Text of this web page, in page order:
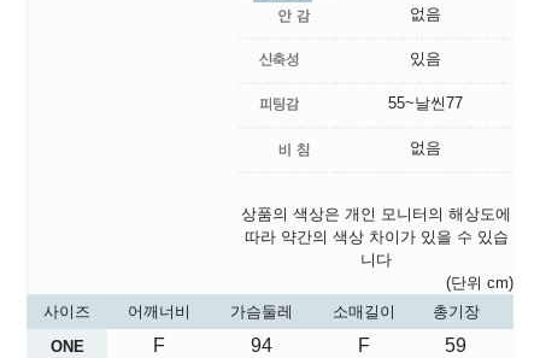
없음
있음
55~날씬77
없음
상품의 색상은 개인 모니터의 해상도에
따라 약간의 색상 차이가 있을 수 있습
니다
(단위 cm)
사이즈
어깨너비 가슴둘레 소매길이
총기장
ONE
F 94 F 59